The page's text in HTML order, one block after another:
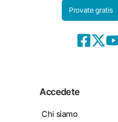
Provate gratis
Accedete
Chi siamo